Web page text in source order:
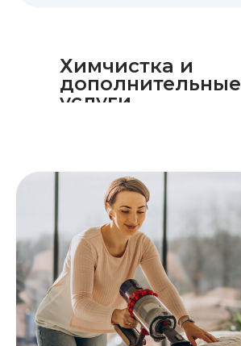
Химчистка и
дополнительные
услуги